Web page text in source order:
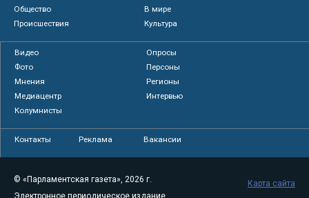
Общество
В мире
Происшествия
Культура
Видео
Опросы
Фото
Персоны
Мнения
Регионы
Медиацентр
Интервью
Колумнисты
Контакты Реклама Вакансии
© «Парламентская газета», 2026 г.
Электронное периодическое издание
Карта сайта